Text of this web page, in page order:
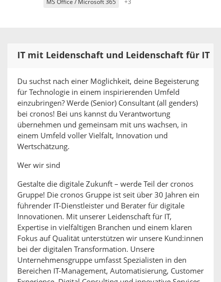
MS Office / Microsoft 365 +3
IT mit Leidenschaft und Leidenschaft für IT
Du suchst nach einer Möglichkeit, deine Begeisterung
für Technologie in einem inspirierenden Umfeld
einzubringen? Werde (Senior) Consultant (all genders)
bei cronos! Bei uns kannst du Verantwortung
übernehmen und gemeinsam mit uns wachsen, in
einem Umfeld voller Vielfalt, Innovation und
Wertschätzung.
Wer wir sind
Gestalte die digitale Zukunft – werde Teil der cronos
Gruppe! Die cronos Gruppe ist seit über 30 Jahren ein
führender IT-Dienstleister und Berater für digitale
Innovationen. Mit unserer Leidenschaft für IT,
Expertise in vielfältigen Branchen und einem klaren
Fokus auf Qualität unterstützen wir unsere Kund:innen
bei der digitalen Transformation. Unsere
Unternehmensgruppe umfasst Spezialisten in den
Bereichen IT-Management, Automatisierung, Customer